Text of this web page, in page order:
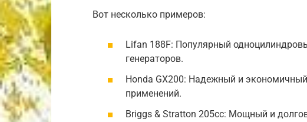
Вот несколько примеров:
Lifan 188F: Популярный
генераторов.
Honda GX200: Надежный и
применений.
Briggs & Stratton 205cc: Мощный и